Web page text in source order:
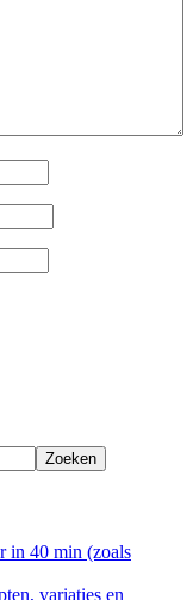
in 40 min (zoals
variaties en